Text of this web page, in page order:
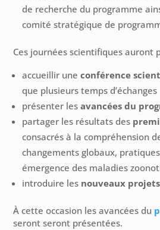
de recherche du programme
comité stratégique de
Ces journées scientifiques auront
accueillir uneconférence
que plusieurs temps d’échanges
présenter lesavancées du
partager les résultats des
consacrés à la compréhension
changements globaux,
émergence des maladies
introduire les nouveaux
À cette occasion les avancées du
seront seront présentées.